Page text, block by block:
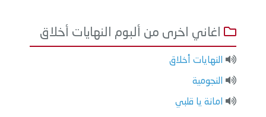
اغاني اخرى من ألبوم النهايات أخلاق
النهايات أخلاق
النجومية
امانة يا قلبي